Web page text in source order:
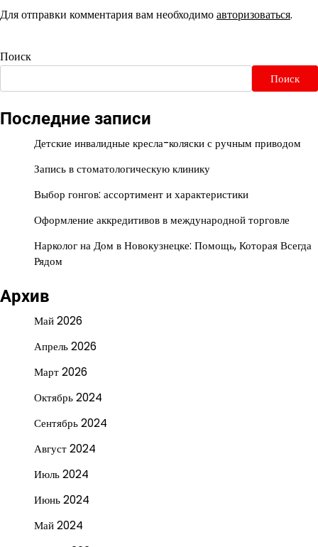
Для отправки комментария вам необходимоавторизоваться.
Поиск
Поиск
Последние записи
Детские инвалидные кресла-коляски с ручным приводом
Запись в стоматологическую клинику
Выбор гонгов: ассортимент и характеристики
Оформление аккредитивов в международной торговле
Нарколог на Дом в Новокузнецке: Помощь, Которая Всегда
Рядом
Архив
Май 2026
Апрель 2026
Март 2026
Октябрь 2024
Сентябрь 2024
Август 2024
Июль 2024
Июнь 2024
Май 2024